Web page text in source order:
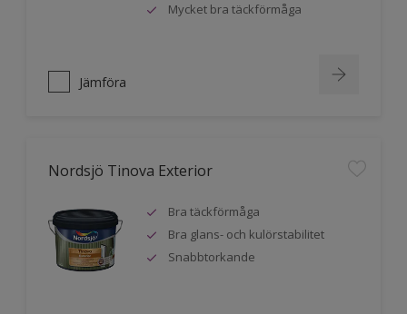
Mycket bra täckförmåga
Jämföra
Nordsjö Tinova Exterior
Bra täckförmåga
Bra glans- och kulörstabilitet
Snabbtorkande